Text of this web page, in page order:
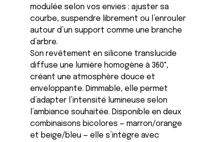
modulée selon vos envies : ajuster sa
courbe, suspendre librement ou l’enrouler
autour d’un support comme une branche
d’arbre.
Son revêtement en silicone translucide
diffuse une lumière homogène à 360°,
créant une atmosphère douce et
enveloppante. Dimmable, elle permet
d’adapter l’intensité lumineuse selon
l’ambiance souhaitée. Disponible en deux
combinaisons bicolores — marron/orange
et beige/bleu — elle s’intègre avec